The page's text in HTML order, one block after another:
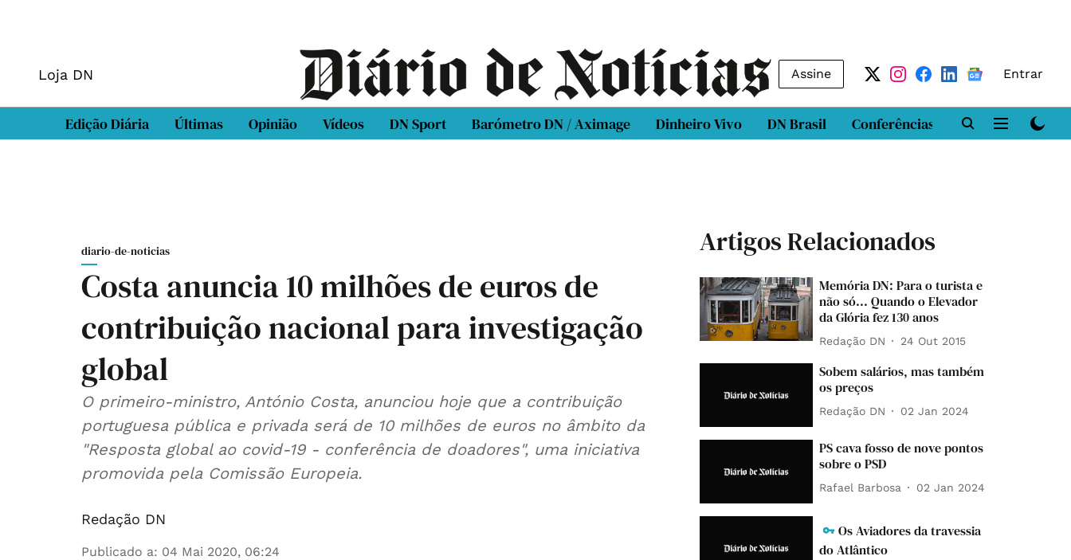
Loja DN Assine Entrar
Edição Diária Últimas Opinião Vídeos DN Sport Barómetro DN / Aximage Dinheiro Vivo DN Brasil Conferências DN LAB
diario-de-noticias
Costa anuncia 10 milhões de euros de
contribuição nacional para investigação
global
O primeiro-ministro, António Costa, anunciou hoje que a contribuição
portuguesa pública e privada será de 10 milhões de euros no âmbito da
"Resposta global ao covid-19 - conferência de doadores", uma iniciativa
promovida pela Comissão Europeia.
Redação DN
Publicado a: 04 Mai 2020, 06:24
Artigos Relacionados
Memória DN: Para o turista e
não só... Quando o Elevador
da Glória fez 130 anos
Redação DN 24 Out 2015
Sobem salários, mas também
os preços
Redação DN 02 Jan 2024
PS cava fosso de nove pontos
sobre o PSD
Rafael Barbosa 02 Jan 2024
Os Aviadores da travessia
do Atlântico